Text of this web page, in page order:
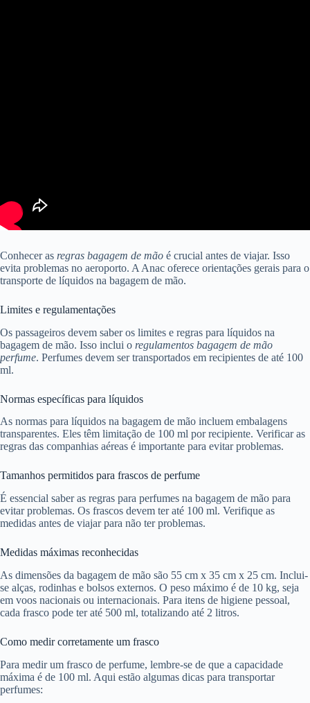
Conhecer as regras bagagem de mão é crucial antes de viajar. Isso
evita problemas no aeroporto. A Anac oferece orientações gerais para o
transporte de líquidos na bagagem de mão.
Limites e regulamentações
Os passageiros devem saber os limites e regras para líquidos na
bagagem de mão. Isso inclui o regulamentos bagagem de mão
perfume. Perfumes devem ser transportados em recipientes de até 100
ml.
Normas específicas para líquidos
As normas para líquidos na bagagem de mão incluem embalagens
transparentes. Eles têm limitação de 100 ml por recipiente. Verificar as
regras das companhias aéreas é importante para evitar problemas.
Tamanhos permitidos para frascos de perfume
É essencial saber as regras para perfumes na bagagem de mão para
evitar problemas. Os frascos devem ter até 100 ml. Verifique as
medidas antes de viajar para não ter problemas.
Medidas máximas reconhecidas
As dimensões da bagagem de mão são 55 cm x 35 cm x 25 cm. Inclui-
se alças, rodinhas e bolsos externos. O peso máximo é de 10 kg, seja
em voos nacionais ou internacionais. Para itens de higiene pessoal,
cada frasco pode ter até 500 ml, totalizando até 2 litros.
Como medir corretamente um frasco
Para medir um frasco de perfume, lembre-se de que a capacidade
máxima é de 100 ml. Aqui estão algumas dicas para transportar
perfumes: